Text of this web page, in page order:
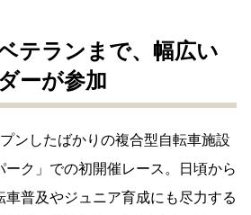
テランまで、幅広い
ーが参加
ンしたばかりの複合型自転車施設
ーク」での初開催レース。日頃から
普及やジュニア育成にも尽力する